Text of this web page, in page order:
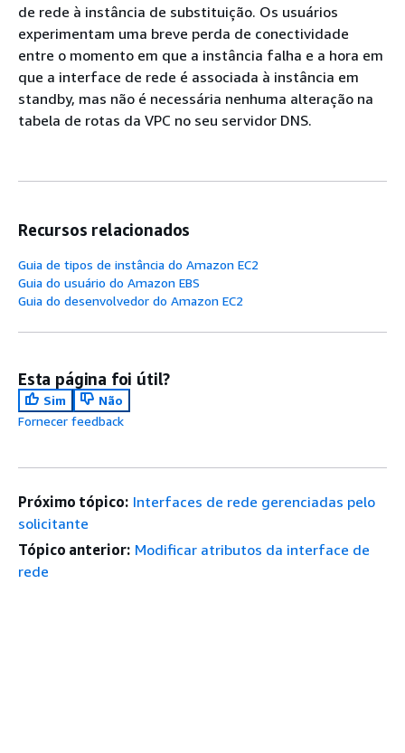
de rede à instância de substituição. Os usuários
experimentam uma breve perda de conectividade
entre o momento em que a instância falha e a hora em
que a interface de rede é associada à instância em
standby, mas não é necessária nenhuma alteração na
tabela de rotas da VPC no seu servidor DNS.
Recursos relacionados
Guia de tipos de instância do Amazon EC2
Guia do usuário do Amazon EBS
Guia do desenvolvedor do Amazon EC2
Esta página foi útil?
Sim
Não
Fornecer feedback
Próximo tópico: Interfaces de rede gerenciadas pelo
solicitante
Tópico anterior: Modificar atributos da interface de
rede